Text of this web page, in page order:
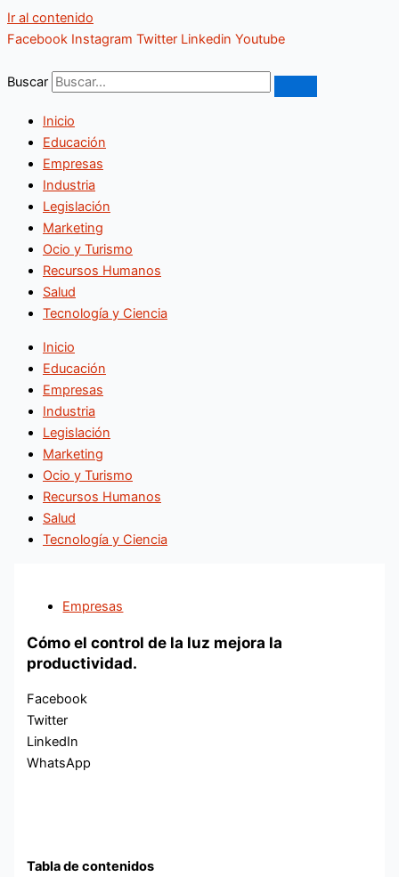
Ir al contenido
Facebook Instagram Twitter Linkedin Youtube
Buscar
Inicio
Educación
Empresas
Industria
Legislación
Marketing
Ocio y Turismo
Recursos Humanos
Salud
Tecnología y Ciencia
Inicio
Educación
Empresas
Industria
Legislación
Marketing
Ocio y Turismo
Recursos Humanos
Salud
Tecnología y Ciencia
Empresas
Cómo el control de la luz mejora la
productividad.
Facebook
Twitter
LinkedIn
WhatsApp
Tabla de contenidos